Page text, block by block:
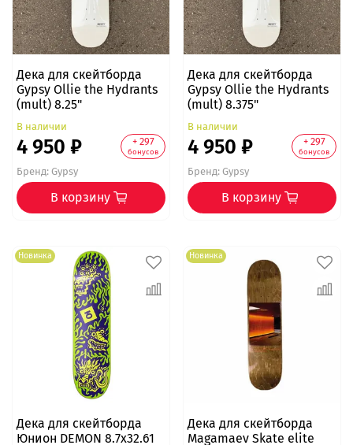
Дека для скейтборда
Gypsy Ollie the Hydrants
(mult) 8.25"
В наличии
4 950 ₽ + 297
бонусов
Бренд:Gypsy
В корзину
Дека для скейтборда
Gypsy Ollie the Hydrants
(mult) 8.375"
В наличии
4 950 ₽ + 297
бонусов
Бренд:Gypsy
В корзину
Новинка
Дека для скейтборда
Юнион DEMON 8.7x32.61
Новинка
Дека для скейтборда
Magamaev Skate elite